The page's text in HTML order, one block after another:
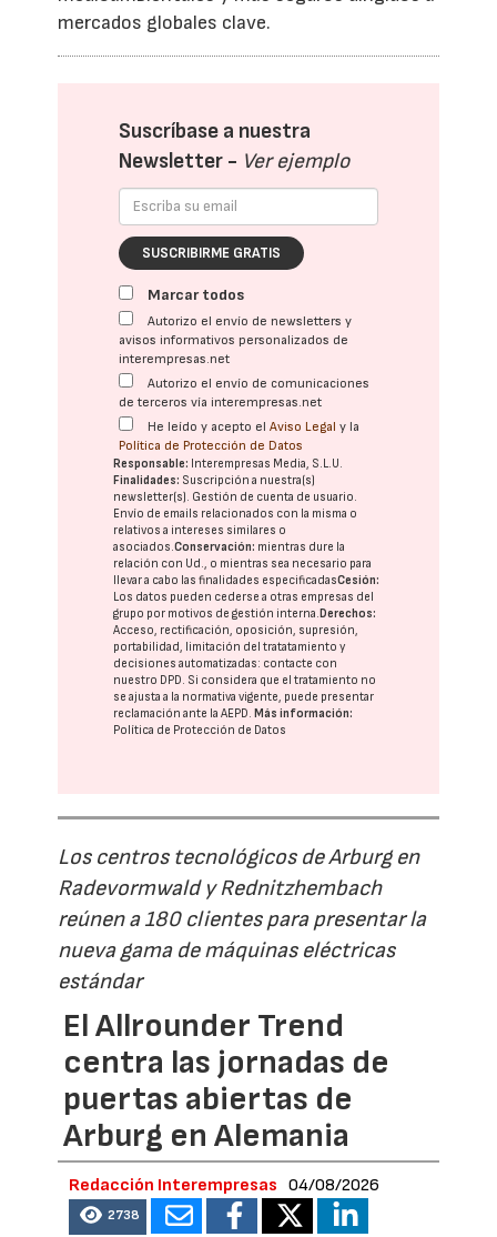
mercados globales clave.
Suscríbase a nuestra
Newsletter - Ver ejemplo
SUSCRIBIRME GRATIS
Marcar todos
Autorizo el envío de newsletters y
avisos informativos personalizados de
interempresas.net
Autorizo el envío de comunicaciones
de terceros vía interempresas.net
He leído y acepto elAviso Legal y la
Política de Protección de Datos
Responsable: Interempresas Media, S.L.U.
Finalidades: Suscripción a nuestra(s)
newsletter(s). Gestión de cuenta de usuario.
Envío de emails relacionados con la misma o
relativos a intereses similares o
asociados.Conservación: mientras dure la
relación con Ud., o mientras sea necesario para
llevar a cabo las finalidades especificadasCesión:
Los datos pueden cederse a otras empresas del
grupo por motivos de gestión interna.Derechos:
Acceso, rectificación, oposición, supresión,
portabilidad, limitación del tratatamiento y
decisiones automatizadas: contacte con
nuestro DPD. Si considera que el tratamiento no
se ajusta a la normativa vigente, puede presentar
reclamación ante laAEPD.Más información:
Política de Protección de Datos
Los centros tecnológicos de Arburg en
Radevormwald y Rednitzhembach
reúnen a 180 clientes para presentar la
nueva gama de máquinas eléctricas
estándar
El Allrounder Trend
centra las jornadas de
puertas abiertas de
Arburg en Alemania
Redacción Interempresas 04/08/2026
2738